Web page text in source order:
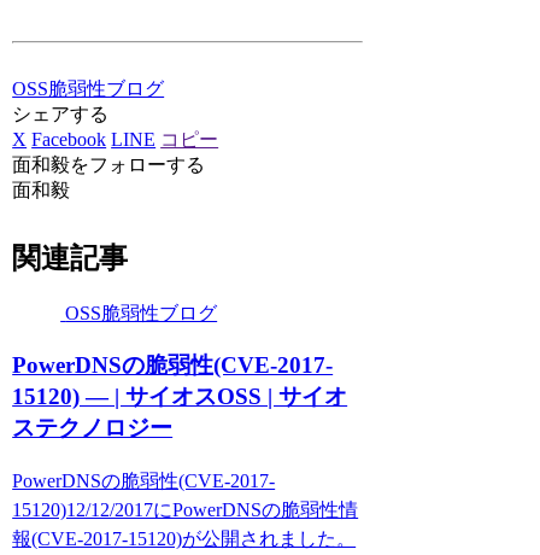
OSS脆弱性ブログ
シェアする
X Facebook LINE コピー
面和毅をフォローする
面和毅
関連記事
OSS脆弱性ブログ
PowerDNSの脆弱性(CVE-2017-
15120) — | サイオスOSS | サイオ
ステクノロジー
PowerDNSの脆弱性(CVE-2017-
15120)12/12/2017にPowerDNSの脆弱性情
報(CVE-2017-15120)が公開されました。